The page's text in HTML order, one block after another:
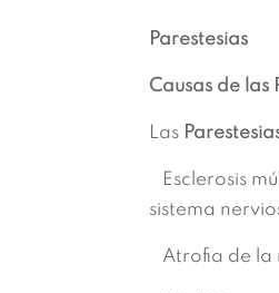
Parestesias
Causas de las
Las
Esclerosis
sistema
Atrofia de la